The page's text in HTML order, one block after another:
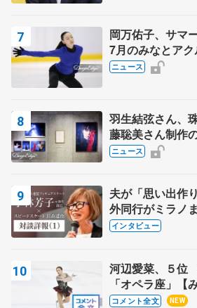
岡万佑子、サマ
7月のみなとア
で
ニュース
羽生結弦さん、
藤聡美さん制作
んが撮影
ニュース
夫が「思い出作
外同行がミラ
クでは不良のお
インタビュー
河辺愛菜、５位
「オペラ座」【
ー】
コメント全文 NEW